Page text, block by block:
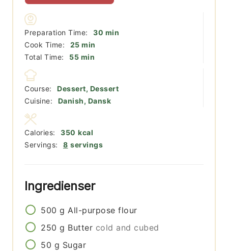
Preparation Time: 30 minutter
min
Cook Time:
25minutter
min
Total Time:
55minutter
min
Course:
Dessert, Dessert
Cuisine:
Danish, Dansk
Servings: 8 servings
Calories: 350 kcal
Ingredienser
500 g All-purpose flour
250 g Butter cold and cubed
50 g Sugar